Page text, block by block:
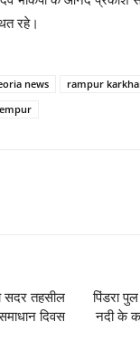
रहे।
news
rampur
सदर तहसील
दिवस
पिंडरा
नदी के